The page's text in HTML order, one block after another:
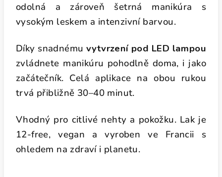
odolná a zároveň šetrná manikúra s
vysokým leskem a intenzivní barvou.
Díky snadnému vytvrzení pod LED lampou
zvládnete manikúru pohodlně doma, i jako
začátečník. Celá aplikace na obou rukou
trvá přibližně 30–40 minut.
Vhodný pro citlivé nehty a pokožku. Lak je
12-free, vegan a vyroben ve Francii s
ohledem na zdraví i planetu.